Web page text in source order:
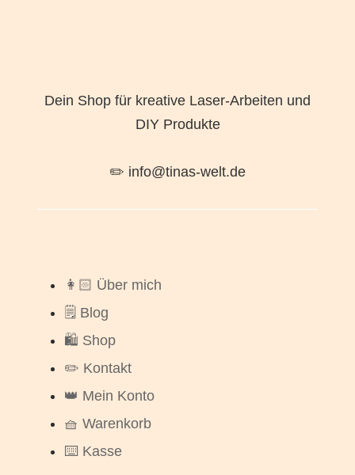
Dein Shop für kreative Laser-Arbeiten und
DIY Produkte
✏️ info@tinas-welt.de
👩🏻 Über mich
🗒️ Blog
🛍️ Shop
✏️ Kontakt
👑 Mein Konto
🧺 Warenkorb
⌨️ Kasse